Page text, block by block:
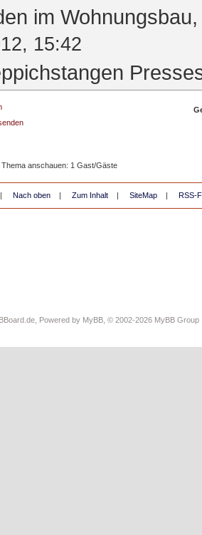
im
15:42
anschauen: 1 Gast/Gäste
Nach oben | Zum Inhalt | SiteMap | RSS-
, Powered by MyBB , © 2002-2026 MyBB Group